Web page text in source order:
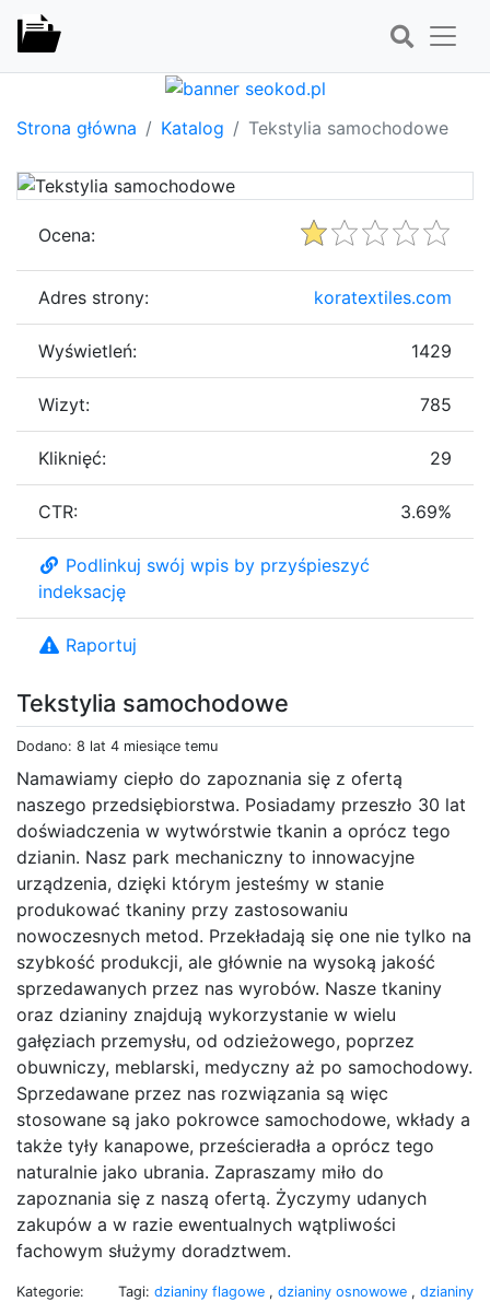
Strona główna Katalog Tekstylia samochodowe
Tekstylia samochodowe
Dodano: 8 lat 4 miesiące temu
Namawiamy ciepło do zapoznania się z ofertą
naszego przedsiębiorstwa. Posiadamy przeszło 30 lat
doświadczenia w wytwórstwie tkanin a oprócz tego
dzianin. Nasz park mechaniczny to innowacyjne
urządzenia, dzięki którym jesteśmy w stanie
produkować tkaniny przy zastosowaniu
nowoczesnych metod. Przekładają się one nie tylko na
szybkość produkcji, ale głównie na wysoką jakość
sprzedawanych przez nas wyrobów. Nasze tkaniny
oraz dzianiny znajdują wykorzystanie w wielu
gałęziach przemysłu, od odzieżowego, poprzez
obuwniczy, meblarski, medyczny aż po samochodowy.
Sprzedawane przez nas rozwiązania są więc
stosowane są jako pokrowce samochodowe, wkłady a
także tyły kanapowe, prześcieradła a oprócz tego
naturalnie jako ubrania. Zapraszamy miło do
zapoznania się z naszą ofertą. Życzymy udanych
zakupów a w razie ewentualnych wątpliwości
fachowym służymy doradztwem.
Kategorie:
Tagi: dzianiny flagowe , dzianiny osnowowe , dzianiny
Ocena:
Adres strony: koratextiles.com
Wyświetleń: 1429
Wizyt: 785
Kliknięć: 29
CTR: 3.69%
Podlinkuj swój wpis by przyśpieszyć
indeksację
Raportuj